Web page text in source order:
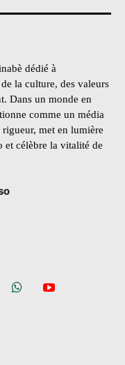
dédié à
la culture, des valeurs
Dans un monde en
comme un média
met en lumière
et célèbre la vitalité de